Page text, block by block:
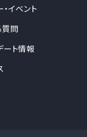
イベント
質問
ート情報